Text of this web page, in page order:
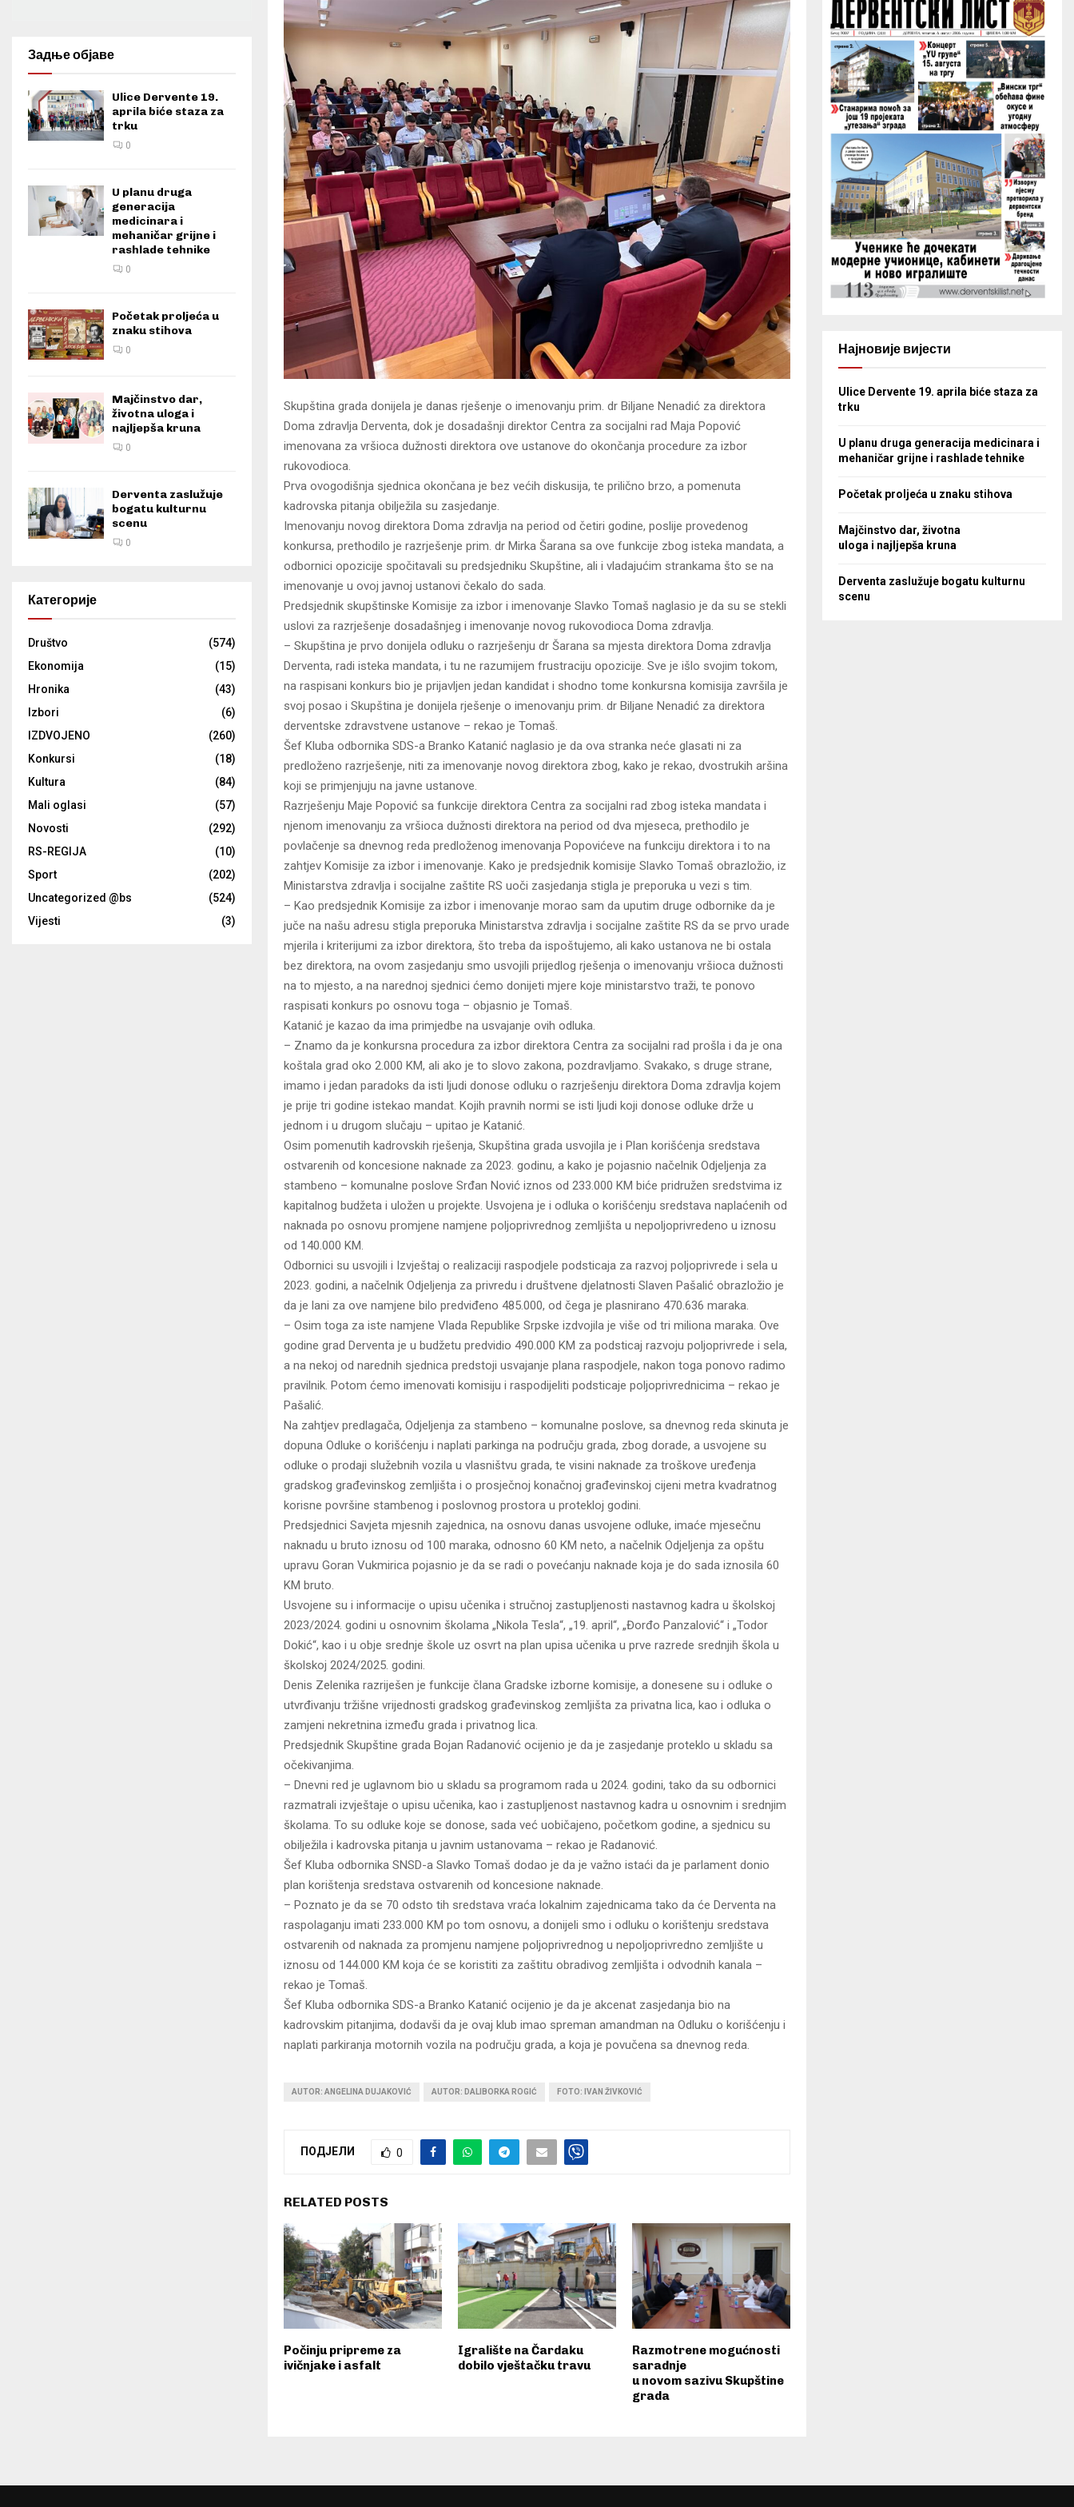
Skupština grada donijela je danas rješenje o imenovanju prim. dr Biljane Nenadić za direktora
Doma zdravlja Derventa, dok je dosadašnji direktor Centra za socijalni rad Maja Popović
imenovana za vršioca dužnosti direktora ove ustanove do okončanja procedure za izbor
rukovodioca.
Prva ovogodišnja sjednica okončana je bez većih diskusija, te prilično brzo, a pomenuta
kadrovska pitanja obilježila su zasjedanje.
Imenovanju novog direktora Doma zdravlja na period od četiri godine, poslije provedenog
konkursa, prethodilo je razrješenje prim. dr Mirka Šarana sa ove funkcije zbog isteka mandata, a
odbornici opozicije spočitavali su predsjedniku Skupštine, ali i vladajućim strankama što se na
imenovanje u ovoj javnoj ustanovi čekalo do sada.
Predsjednik skupštinske Komisije za izbor i imenovanje Slavko Tomaš naglasio je da su se stekli
uslovi za razrješenje dosadašnjeg i imenovanje novog rukovodioca Doma zdravlja.
– Skupština je prvo donijela odluku o razrješenju dr Šarana sa mjesta direktora Doma zdravlja
Derventa, radi isteka mandata, i tu ne razumijem frustraciju opozicije. Sve je išlo svojim tokom,
na raspisani konkurs bio je prijavljen jedan kandidat i shodno tome konkursna komisija završila je
svoj posao i Skupština je donijela rješenje o imenovanju prim. dr Biljane Nenadić za direktora
derventske zdravstvene ustanove – rekao je Tomaš.
Šef Kluba odbornika SDS-a Branko Katanić naglasio je da ova stranka neće glasati ni za
predloženo razrješenje, niti za imenovanje novog direktora zbog, kako je rekao, dvostrukih aršina
koji se primjenjuju na javne ustanove.
Razrješenju Maje Popović sa funkcije direktora Centra za socijalni rad zbog isteka mandata i
njenom imenovanju za vršioca dužnosti direktora na period od dva mjeseca, prethodilo je
povlačenje sa dnevnog reda predloženog imenovanja Popovićeve na funkciju direktora i to na
zahtjev Komisije za izbor i imenovanje. Kako je predsjednik komisije Slavko Tomaš obrazložio, iz
Ministarstva zdravlja i socijalne zaštite RS uoči zasjedanja stigla je preporuka u vezi s tim.
– Kao predsjednik Komisije za izbor i imenovanje morao sam da uputim druge odbornike da je
juče na našu adresu stigla preporuka Ministarstva zdravlja i socijalne zaštite RS da se prvo urade
mjerila i kriterijumi za izbor direktora, što treba da ispoštujemo, ali kako ustanova ne bi ostala
bez direktora, na ovom zasjedanju smo usvojili prijedlog rješenja o imenovanju vršioca dužnosti
na to mjesto, a na narednoj sjednici ćemo donijeti mjere koje ministarstvo traži, te ponovo
raspisati konkurs po osnovu toga – objasnio je Tomaš.
Katanić je kazao da ima primjedbe na usvajanje ovih odluka.
– Znamo da je konkursna procedura za izbor direktora Centra za socijalni rad prošla i da je ona
koštala grad oko 2.000 KM, ali ako je to slovo zakona, pozdravljamo. Svakako, s druge strane,
imamo i jedan paradoks da isti ljudi donose odluku o razrješenju direktora Doma zdravlja kojem
je prije tri godine istekao mandat. Kojih pravnih normi se isti ljudi koji donose odluke drže u
jednom i u drugom slučaju – upitao je Katanić.
Osim pomenutih kadrovskih rješenja, Skupština grada usvojila je i Plan korišćenja sredstava
ostvarenih od koncesione naknade za 2023. godinu, a kako je pojasnio načelnik Odjeljenja za
stambeno – komunalne poslove Srđan Nović iznos od 233.000 KM biće pridružen sredstvima iz
kapitalnog budžeta i uložen u projekte. Usvojena je i odluka o korišćenju sredstava naplaćenih od
naknada po osnovu promjene namjene poljoprivrednog zemljišta u nepoljoprivredeno u iznosu
od 140.000 KM.
Odbornici su usvojili i Izvještaj o realizaciji raspodjele podsticaja za razvoj poljoprivrede i sela u
2023. godini, a načelnik Odjeljenja za privredu i društvene djelatnosti Slaven Pašalić obrazložio je
da je lani za ove namjene bilo predviđeno 485.000, od čega je plasnirano 470.636 maraka.
– Osim toga za iste namjene Vlada Republike Srpske izdvojila je više od tri miliona maraka. Ove
godine grad Derventa je u budžetu predvidio 490.000 KM za podsticaj razvoju poljoprivrede i sela,
a na nekoj od narednih sjednica predstoji usvajanje plana raspodjele, nakon toga ponovo radimo
pravilnik. Potom ćemo imenovati komisiju i raspodijeliti podsticaje poljoprivrednicima – rekao je
Pašalić.
Na zahtjev predlagača, Odjeljenja za stambeno – komunalne poslove, sa dnevnog reda skinuta je
dopuna Odluke o korišćenju i naplati parkinga na području grada, zbog dorade, a usvojene su
odluke o prodaji služebnih vozila u vlasništvu grada, te visini naknade za troškove uređenja
gradskog građevinskog zemljišta i o prosječnoj konačnoj građevinskoj cijeni metra kvadratnog
korisne površine stambenog i poslovnog prostora u protekloj godini.
Predsjednici Savjeta mjesnih zajednica, na osnovu danas usvojene odluke, imaće mjesečnu
naknadu u bruto iznosu od 100 maraka, odnosno 60 KM neto, a načelnik Odjeljenja za opštu
upravu Goran Vukmirica pojasnio je da se radi o povećanju naknade koja je do sada iznosila 60
KM bruto.
Usvojene su i informacije o upisu učenika i stručnoj zastupljenosti nastavnog kadra u školskoj
2023/2024. godini u osnovnim školama „Nikola Tesla“, „19. april“, „Đorđo Panzalović“ i „Todor
Dokić“, kao i u obje srednje škole uz osvrt na plan upisa učenika u prve razrede srednjih škola u
školskoj 2024/2025. godini.
Denis Zelenika razriješen je funkcije člana Gradske izborne komisije, a donesene su i odluke o
utvrđivanju tržišne vrijednosti gradskog građevinskog zemljišta za privatna lica, kao i odluka o
zamjeni nekretnina između grada i privatnog lica.
Predsjednik Skupštine grada Bojan Radanović ocijenio je da je zasjedanje proteklo u skladu sa
očekivanjima.
– Dnevni red je uglavnom bio u skladu sa programom rada u 2024. godini, tako da su odbornici
razmatrali izvještaje o upisu učenika, kao i zastupljenost nastavnog kadra u osnovnim i srednjim
školama. To su odluke koje se donose, sada već uobičajeno, početkom godine, a sjednicu su
obilježila i kadrovska pitanja u javnim ustanovama – rekao je Radanović.
Šef Kluba odbornika SNSD-a Slavko Tomaš dodao je da je važno istaći da je parlament donio
plan korištenja sredstava ostvarenih od koncesione naknade.
– Poznato je da se 70 odsto tih sredstava vraća lokalnim zajednicama tako da će Derventa na
raspolaganju imati 233.000 KM po tom osnovu, a donijeli smo i odluku o korištenju sredstava
ostvarenih od naknada za promjenu namjene poljoprivrednog u nepoljoprivredno zemljište u
iznosu od 144.000 KM koja će se koristiti za zaštitu obradivog zemljišta i odvodnih kanala –
rekao je Tomaš.
Šef Kluba odbornika SDS-a Branko Katanić ocijenio je da je akcenat zasjedanja bio na
kadrovskim pitanjima, dodavši da je ovaj klub imao spreman amandman na Odluku o korišćenju i
naplati parkiranja motornih vozila na području grada, a koja je povučena sa dnevnog reda.
AUTOR: ANGELINA DUJAKOVIĆ AUTOR: DALIBORKA ROGIĆ FOTO: IVAN ŽIVKOVIĆ
ПОДЈЕЛИ 0
RELATED POSTS
Počinju pripreme za
ivičnjake i asfalt
Igralište na Čardaku
dobilo vještačku travu
Razmotrene mogućnosti
saradnje
u novom sazivu Skupštine
grada
Задње објаве
Ulice Dervente 19.
aprila biće staza za
trku
0
U planu druga
generacija
medicinara i
mehaničar grijne i
rashlade tehnike
0
Početak proljeća u
znaku stihova
0
Majčinstvo dar,
životna uloga i
najljepša kruna
0
Derventa zaslužuje
bogatu kulturnu
scenu
0
Категорије
Društvo
(574)
Ekonomija
(15)
Hronika
(43)
Izbori
(6)
IZDVOJENO
(260)
Konkursi
(18)
Kultura
(84)
Mali oglasi
(57)
Novosti
(292)
RS-REGIJA
(10)
Sport
(202)
Uncategorized @bs
(524)
Vijesti
(3)
H
Најновије вијести
Ulice Dervente 19. aprila biće staza za
trku
U planu druga generacija medicinara i
mehaničar grijne i rashlade tehnike
Početak proljeća u znaku stihova
Majčinstvo dar, životna
uloga i najljepša kruna
Derventa zaslužuje bogatu kulturnu
scenu